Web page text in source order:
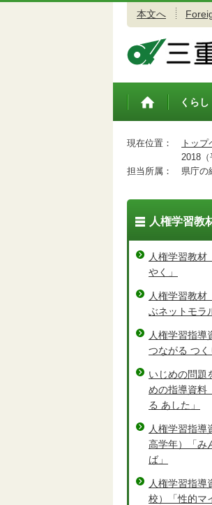
本文へ
トップペ
くら
現在位置： トップ
2018（
担当所属：
県庁の
人権学習教
人権学習教材
やく」
人権学習教材
ぶネットモラ
人権学習指導
つながる つく
いじめの問題
めの指導資料
る あした」
人権学習指導
高学年）「み
ば」
人権学習指導
校）「性的マ